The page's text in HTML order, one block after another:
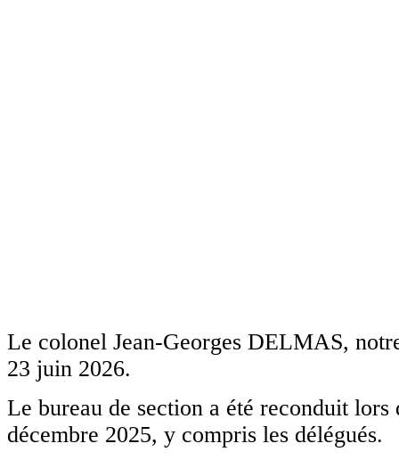
Le colonel Jean-Georges DELMAS,
23 juin 2026.
Le bureau de section a été reconduit lors
décembre 2025, y compris les délégués.